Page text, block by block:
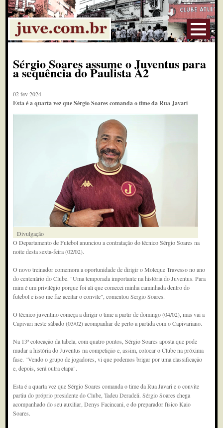
Sérgio Soares assume o Juventus para
a sequência do Paulista A2
02 fev 2024
Esta é a quarta vez que Sérgio Soares comanda o time da Rua Javari
Divulgação
O Departamento de Futebol anunciou a contratação do técnico Sérgio Soares na
noite desta sexta-feira (02/02).
O novo treinador comemora a oportunidade de dirigir o Moleque Travesso no ano
do centenário do Clube. "Uma temporada importante na história do Juventus. Para
mim é um privilégio porque foi ali que comecei minha caminhada dentro do
futebol e isso me faz aceitar o convite", comentou Sergio Soares.
O técnico juventino começa a dirigir o time a partir de domingo (04/02), mas vai a
Capivari neste sábado (03/02) acompanhar de perto a partida com o Capivariano.
Na 13ª colocação da tabela, com quatro pontos, Sérgio Soares aposta que pode
mudar a história do Juventus na competição e, assim, colocar o Clube na próxima
fase. "Vendo o grupo de jogadores, vi que podemos brigar por uma classificação
e, depois, será outra etapa".
Esta é a quarta vez que Sérgio Soares comanda o time da Rua Javari e o convite
partiu do próprio presidente do Clube, Tadeu Deradeli. Sérgio Soares chega
acompanhado do seu auxiliar, Denys Facincani, e do preparador físico Kaio
Soares.